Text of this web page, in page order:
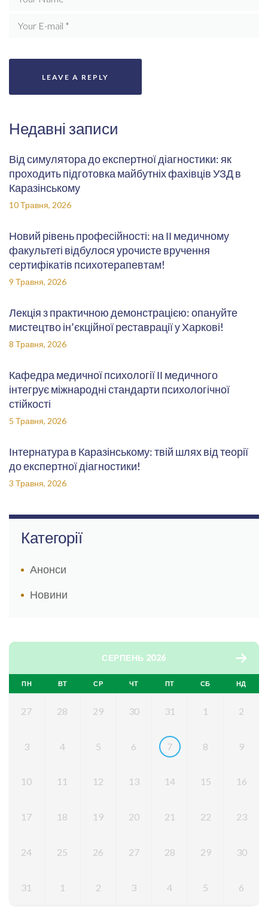
Недавні записи
Від симулятора до експертної діагностики: як
проходить підготовка майбутніх фахівців УЗД в
Каразінському
10 Травня, 2026
Новий рівень професійності: на ІІ медичному
факультеті відбулося урочисте вручення
сертифікатів психотерапевтам!
9 Травня, 2026
Лекція з практичною демонстрацією: опануйте
мистецтво ін’єкційної реставрації у Харкові!
8 Травня, 2026
Кафедра медичної психології ІІ медичного
інтегрує міжнародні стандарти психологічної
стійкості
5 Травня, 2026
Інтернатура в Каразінському: твій шлях від теорії
до експертної діагностики!
3 Травня, 2026
Категорії
Анонси
Новини
СЕРПЕНЬ 2026
ПН ВТ СР ЧТ ПТ СБ НД
27 28 29 30 31 1 2
3 4 5 6 7 8 9
10 11 12 13 14 15 16
17 18 19 20 21 22 23
24 25 26 27 28 29 30
31 1 2 3 4 5 6